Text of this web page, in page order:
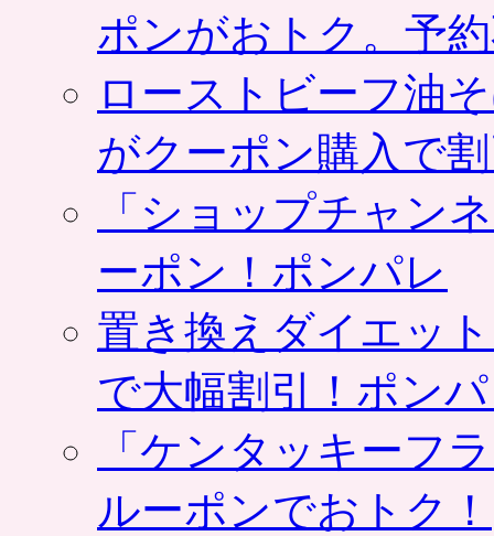
ポンがおトク。予
ローストビーフ油
がクーポン購入で
「ショップチャン
ーポン！ポンパレ
置き換えダイエッ
で大幅割引！ポン
「ケンタッキーフ
ルーポンでおトク！